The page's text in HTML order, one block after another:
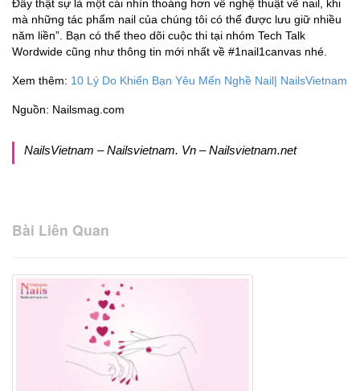
Đây thật sự là một cái nhìn thoáng hơn về nghệ thuật vẽ nail, khi
mà những tác phẩm nail của chúng tôi có thể được lưu giữ nhiều
năm liền”. Bạn có thể theo dõi cuộc thi tại nhóm Tech Talk
Wordwide cũng như thông tin mới nhất về #1nail1canvas nhé.
Xem thêm: 10 Lý Do Khiến Bạn Yêu Mến Nghề Nail| NailsVietnam
Nguồn: Nailsmag.com
NailsVietnam – Nailsvietnam. Vn – Nailsvietnam.net
Bài Liên Quan